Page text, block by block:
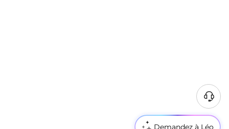
Demandez à Léo